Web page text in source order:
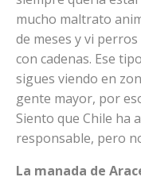
mucho maltrato
de meses y vi
con cadenas. Ese
sigues viendo en
gente mayor, por
Siento que Chile ha
responsable, pero
La manada de